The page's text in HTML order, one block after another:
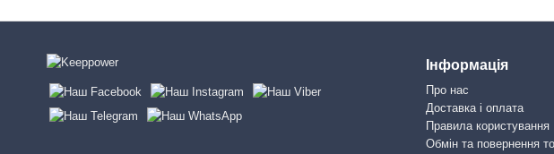
Інформація
Про нас
Доставка і оплата
Правила користування
Обмін та повернення